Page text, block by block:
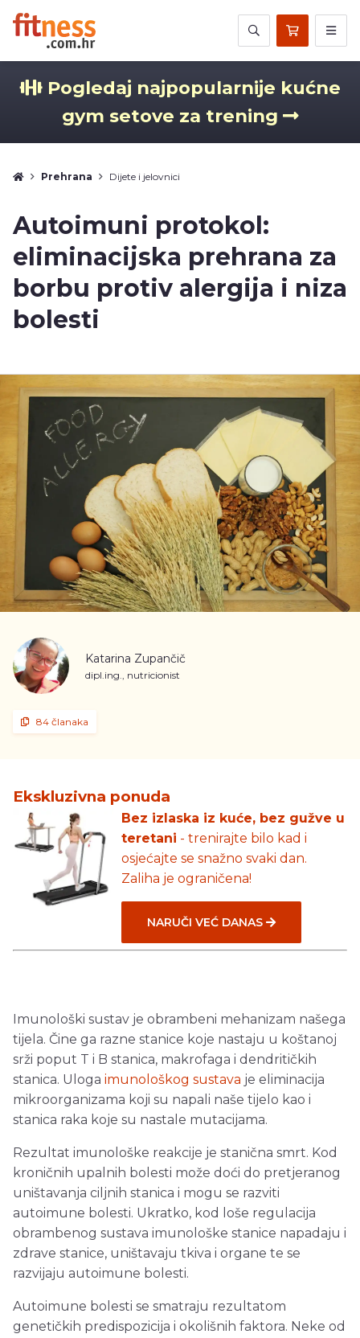
Pogledaj najpopularnije kućne
gym setove za trening
Prehrana Dijete i jelovnici
Autoimuni protokol:
eliminacijska prehrana za
borbu protiv alergija i niza
bolesti
Katarina Zupančič
dipl.ing., nutricionist
84 članaka
Ekskluzivna ponuda
Bez izlaska iz kuće, bez gužve u
teretani - trenirajte bilo kad i
osjećajte se snažno svaki dan.
Zaliha je ograničena!
NARUČI VEĆ DANAS
Imunološki sustav je obrambeni mehanizam našega
tijela. Čine ga razne stanice koje nastaju u koštanoj
srži poput T i B stanica, makrofaga i dendritičkih
stanica. Uloga imunološkog sustava je eliminacija
mikroorganizama koji su napali naše tijelo kao i
stanica raka koje su nastale mutacijama.
Rezultat imunološke reakcije je stanična smrt. Kod
kroničnih upalnih bolesti može doći do pretjeranog
uništavanja ciljnih stanica i mogu se razviti
autoimune bolesti. Ukratko, kod loše regulacija
obrambenog sustava imunološke stanice napadaju i
zdrave stanice, uništavaju tkiva i organe te se
razvijaju autoimune bolesti.
Autoimune bolesti se smatraju rezultatom
genetičkih predispozicija i okolišnih faktora. Neke od